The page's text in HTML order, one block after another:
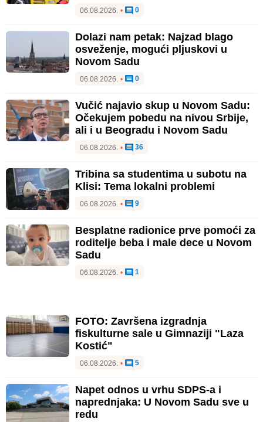
06.08.2026. • 0
Dolazi nam petak: Najzad blago
osveženje, mogući pljuskovi u
Novom Sadu
06.08.2026. • 0
Vučić najavio skup u Novom Sadu:
Očekujem pobedu na nivou Srbije,
ali i u Beogradu i Novom Sadu
06.08.2026. • 36
Tribina sa studentima u subotu na
Klisi: Tema lokalni problemi
06.08.2026. • 9
Besplatne radionice prve pomoći za
roditelje beba i male dece u Novom
Sadu
06.08.2026. • 1
FOTO: Završena izgradnja
fiskulturne sale u Gimnaziji "Laza
Kostić"
06.08.2026. • 5
Napet odnos u vrhu SDPS-a i
naprednjaka: U Novom Sadu sve u
redu